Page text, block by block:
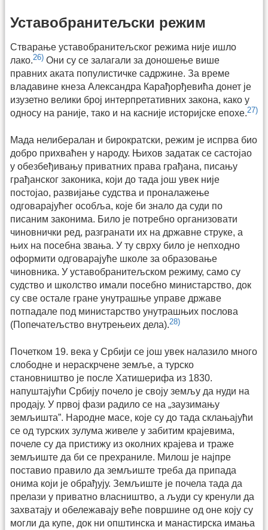
Уставобранитељски режим
Стварање уставобранитељског режима није ишло
лако.26) Они су се залагали за доношење више
правних аката популистичке садржине. За време
владавине кнеза Александра Карађорђевића донет је
изузетно велики број интерпретативних закона, како у
односу на раније, тако и на касније историјске епохе.27)
Мада нелибералан и бирократски, режим је испрва био
добро прихваћен у народу. Њихов задатак се састојао
у обезбеђивању приватних права грађана, писању
грађанског законика, који до тада још увек није
постојао, развијање судства и проналажење
одговарајућег особља, које би знало да суди по
писаним законима. Било је потребно организовати
чиновнички ред, разгранати их на државне струке, а
њих на посебна звања. У ту сврху било је непходно
оформити одговарајуће школе за образовање
чиновника. У уставобранитељском режиму, само су
судство и школство имали посебно министарство, док
су све остале гране унутрашње управе државе
потпадале под министарство унутрашњих послова
(Попечатељство внутрењеих дела).28)
Почетком 19. века у Србији се још увек налазило много
слободне и нераскрчене земље, а турско
становништво је после Хатишерифа из 1830.
напуштајући Србију почело је своју земљу да нуди на
продају. У првој фази радило се на „заузимању
земљишта”. Народне масе, које су до тада склањајући
се од турских зулума живеле у забитим крајевима,
почеле су да пристижу из околних крајева и траже
земљиште да би се прехраниле. Милош је најпре
поставио правило да земљиште треба да припада
онима који је обрађују. Земљиште је почела тада да
прелази у приватно власништво, а људи су кренули да
захватају и обележавају веће површине од оне коју су
могли да купе, док ни општинска и манастирска имања